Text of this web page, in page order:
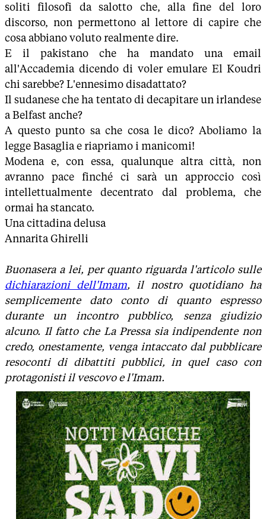
soliti filosofi da salotto che, alla fine del loro
discorso, non permettono al lettore di capire che
cosa abbiano voluto realmente dire.
E il pakistano che ha mandato una email
all'Accademia dicendo di voler emulare El Koudri
chi sarebbe? L'ennesimo disadattato?
Il sudanese che ha tentato di decapitare un irlandese
a Belfast anche?
A questo punto sa che cosa le dico? Aboliamo la
legge Basaglia e riapriamo i manicomi!
Modena e, con essa, qualunque altra città, non
avranno pace finché ci sarà un approccio così
intellettualmente decentrato dal problema, che
ormai ha stancato.
Una cittadina delusa
Annarita Ghirelli
Buonasera a lei, per quanto riguarda l'articolo sulle
dichiarazioni dell'Imam, il nostro quotidiano ha
semplicemente dato conto di quanto espresso
durante un incontro pubblico, senza giudizio
alcuno. Il fatto che La Pressa sia indipendente non
credo, onestamente, venga intaccato dal pubblicare
resoconti di dibattiti pubblici, in quel caso con
protagonisti il vescovo e l'Imam.